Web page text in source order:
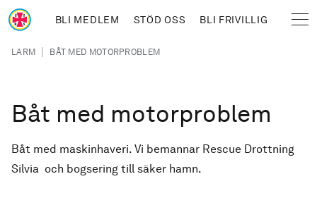
Hoppa till huvudinnehåll
BLI MEDLEM STÖD OSS BLI FRIVILLIG
Länkstig
LARM | BÅT MED MOTORPROBLEM
Båt med motorproblem
Båt med maskinhaveri. Vi bemannar Rescue Drottning
Silvia och bogsering till säker hamn.